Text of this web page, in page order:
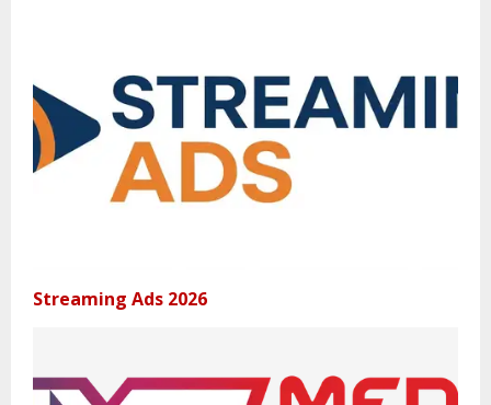
Streaming Ads 2026